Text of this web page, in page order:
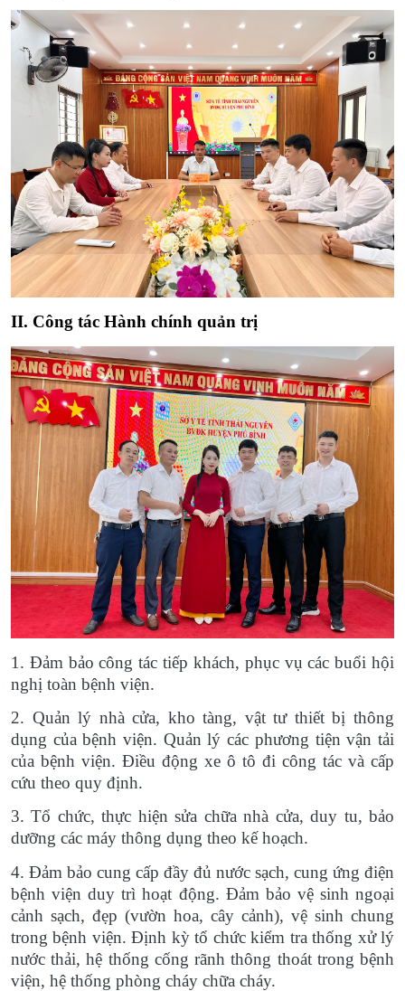
II. Công tác Hành chính quản trị
1. Đảm bảo công tác tiếp khách, phục vụ các buổi hội
nghị toàn bệnh viện.
2. Quản lý nhà cửa, kho tàng, vật tư thiết bị thông
dụng của bệnh viện. Quản lý các phương tiện vận tải
của bệnh viện. Điều động xe ô tô đi công tác và cấp
cứu theo quy định.
3. Tổ chức, thực hiện sửa chữa nhà cửa, duy tu, bảo
dưỡng các máy thông dụng theo kế hoạch.
4. Đảm bảo cung cấp đầy đủ nước sạch, cung ứng điện
bệnh viện duy trì hoạt động. Đảm bảo vệ sinh ngoại
cảnh sạch, đẹp (vườn hoa, cây cảnh), vệ sinh chung
trong bệnh viện. Định kỳ tổ chức kiểm tra thống xử lý
nước thải, hệ thống cống rãnh thông thoát trong bệnh
viện, hệ thống phòng cháy chữa cháy.